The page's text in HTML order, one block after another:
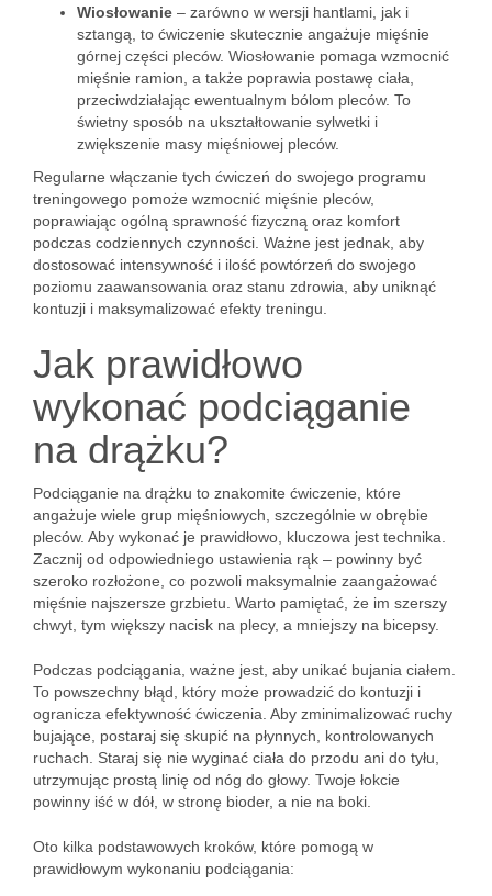
Wiosłowanie – zarówno w wersji hantlami, jak i
sztangą, to ćwiczenie skutecznie angażuje mięśnie
górnej części pleców. Wiosłowanie pomaga wzmocnić
mięśnie ramion, a także poprawia postawę ciała,
przeciwdziałając ewentualnym bólom pleców. To
świetny sposób na ukształtowanie sylwetki i
zwiększenie masy mięśniowej pleców.
Regularne włączanie tych ćwiczeń do swojego programu
treningowego pomoże wzmocnić mięśnie pleców,
poprawiając ogólną sprawność fizyczną oraz komfort
podczas codziennych czynności. Ważne jest jednak, aby
dostosować intensywność i ilość powtórzeń do swojego
poziomu zaawansowania oraz stanu zdrowia, aby uniknąć
kontuzji i maksymalizować efekty treningu.
Jak prawidłowo
wykonać podciąganie
na drążku?
Podciąganie na drążku to znakomite ćwiczenie, które
angażuje wiele grup mięśniowych, szczególnie w obrębie
pleców. Aby wykonać je prawidłowo, kluczowa jest technika.
Zacznij od odpowiedniego ustawienia rąk – powinny być
szeroko rozłożone, co pozwoli maksymalnie zaangażować
mięśnie najszersze grzbietu. Warto pamiętać, że im szerszy
chwyt, tym większy nacisk na plecy, a mniejszy na bicepsy.
Podczas podciągania, ważne jest, aby unikać bujania ciałem.
To powszechny błąd, który może prowadzić do kontuzji i
ogranicza efektywność ćwiczenia. Aby zminimalizować ruchy
bujające, postaraj się skupić na płynnych, kontrolowanych
ruchach. Staraj się nie wyginać ciała do przodu ani do tyłu,
utrzymując prostą linię od nóg do głowy. Twoje łokcie
powinny iść w dół, w stronę bioder, a nie na boki.
Oto kilka podstawowych kroków, które pomogą w
prawidłowym wykonaniu podciągania: